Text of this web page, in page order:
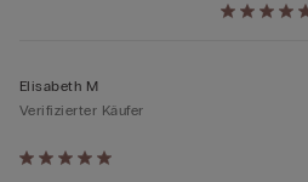
Mit
Elisabeth M
Verifizierter Käufer